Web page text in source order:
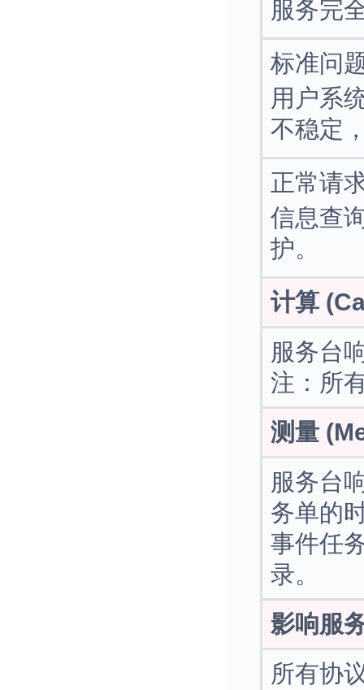
服务完
标准问
用户系
不稳定
正常请
信息查
护。
计算
服务台
注：所
测量
服务台
务单的
事件任
录。
影响服
所有协